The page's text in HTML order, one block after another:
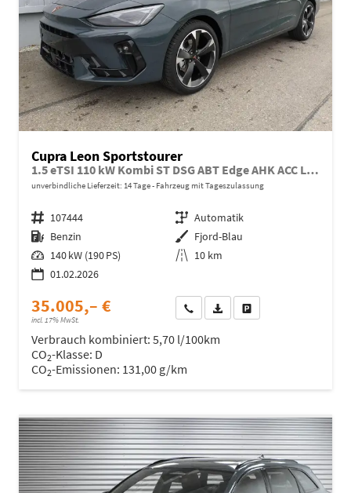
Cupra Leon Sportstourer
1.5 eTSI 110 kW Kombi ST DSG ABT Edge AHK ACC LED
unverbindliche Lieferzeit: 14 Tage Fahrzeug mit Tageszulassung
Fahrzeugnr. 107444 Getriebe Automatik
Kraftstoff Benzin Außenfarbe Fjord-Blau
Leistung 140 kW (190 PS) Kilometerstand 10 km
01.02.2026
35.005,– €
incl. 17% MwSt.
Wir rufen Sie anFahrzeugexposé (PDF)
Verbrauch kombiniert: 5,70 l/100km
CO2-Klasse: D
CO2-Emissionen: 131,00 g/km